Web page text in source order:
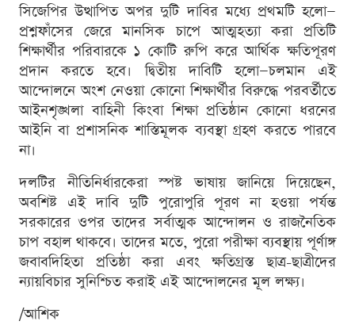
সিজেপির উত্থাপিত অপর দুটি দাবির মধ্যে প্রথমটি হলো—
প্রশ্নফাঁসের জেরে মানসিক চাপে আত্মহত্যা করা প্রতিটি
শিক্ষার্থীর পরিবারকে ১ কোটি রুপি করে আর্থিক ক্ষতিপূরণ
প্রদান করতে হবে। দ্বিতীয় দাবিটি হলো—চলমান এই
আন্দোলনে অংশ নেওয়া কোনো শিক্ষার্থীর বিরুদ্ধে পরবর্তীতে
আইনশৃঙ্খলা বাহিনী কিংবা শিক্ষা প্রতিষ্ঠান কোনো ধরনের
আইনি বা প্রশাসনিক শাস্তিমূলক ব্যবস্থা গ্রহণ করতে পারবে
না।
দলটির নীতিনির্ধারকেরা স্পষ্ট ভাষায় জানিয়ে দিয়েছেন,
অবশিষ্ট এই দাবি দুটি পুরোপুরি পূরণ না হওয়া পর্যন্ত
সরকারের ওপর তাদের সর্বাত্মক আন্দোলন ও রাজনৈতিক
চাপ বহাল থাকবে। তাদের মতে, পুরো পরীক্ষা ব্যবস্থায় পূর্ণাঙ্গ
জবাবদিহিতা প্রতিষ্ঠা করা এবং ক্ষতিগ্রস্ত ছাত্র-ছাত্রীদের
ন্যায়বিচার সুনিশ্চিত করাই এই আন্দোলনের মূল লক্ষ্য।
/আশিক